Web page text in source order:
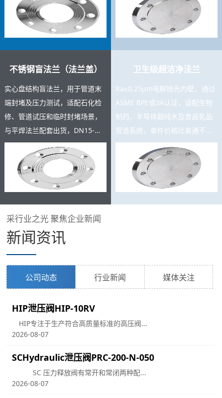
充足，支持按图定制。 测报告。
不锈钢盲法兰（法兰盖）
实心盘结构盲法兰，用于管道末
端封堵及压力测试，适配石化检
修、管道试压和临时封堵场景，
与平焊法兰配套出货，DN15-
DN600规格齐全，复购率高，可
与主产品同批交货。
卫生级超洁净法兰
Ra≤0.25μm电解抛光内壁，通过
ASME BPE或3A认证，适配生物
制药、半导体超纯水及食品乳品
管道系统，单件价格比普通不锈
钢法兰高3-8倍，是高附加值精密
采行业之光 聚焦企业新闻
新闻资讯
公司动态 行业新闻 媒体关注
HIP泄压阀HIP-10RV
HIP专注于生产符合高质量标准的高压阀...
2026-08-07
SCHydraulic泄压阀PRC-200-N-050
SC 压力释放阀有常开和常闭两种配...
2026-08-07